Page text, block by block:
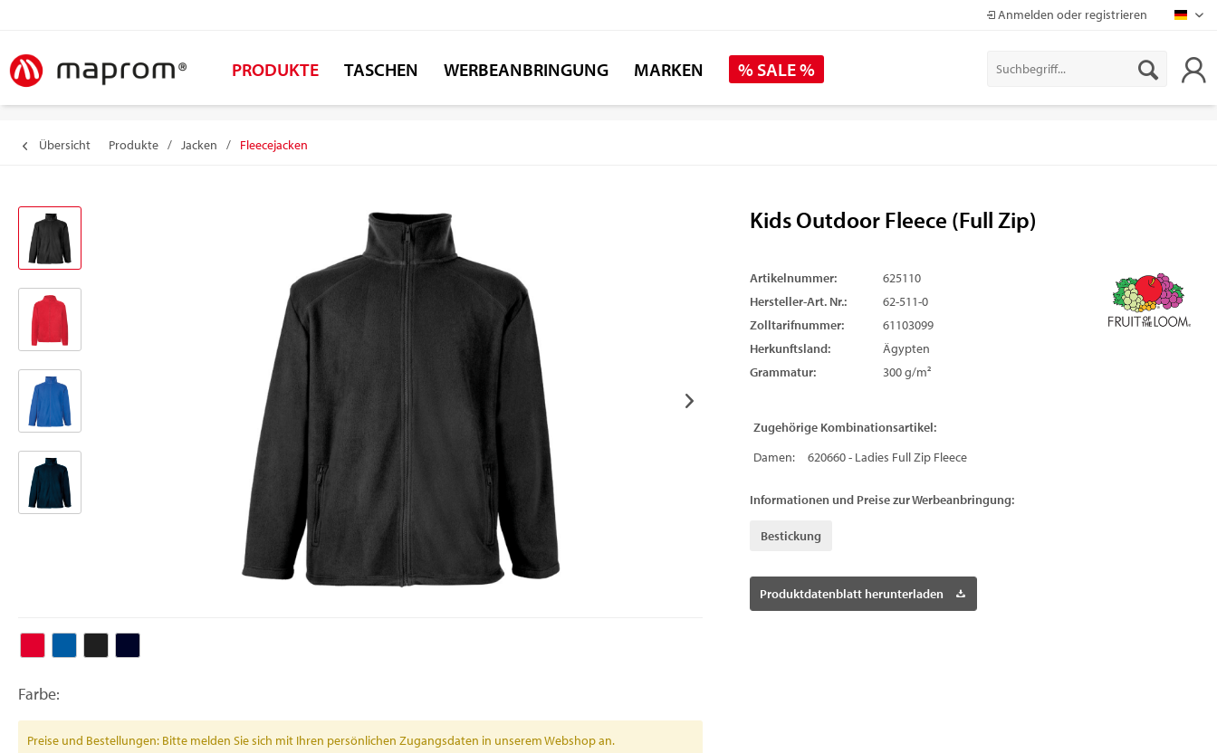
Anmelden oder registrieren
PRODUKTE TASCHEN WERBEANBRINGUNG MARKEN % SALE %
Übersicht Produkte / Jacken / Fleecejacken
Farbe:
Preise und Bestellungen: Bitte melden Sie sich mit Ihren persönlichen Zugangsdaten in unserem Webshop an.
Kids Outdoor Fleece (Full Zip)
Artikelnummer:
625110
Hersteller-Art. Nr.:
62-511-0
Zolltarifnummer:
61103099
Herkunftsland:
Ägypten
Grammatur:
300 g/m²
Zugehörige Kombinationsartikel:
Damen:
620660 - Ladies Full Zip Fleece
Informationen und Preise zur Werbeanbringung:
Bestickung
Produktdatenblatt herunterladen